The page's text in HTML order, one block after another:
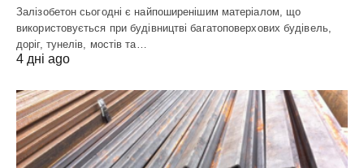
Залізобетон сьогодні є найпоширенішим матеріалом, що
використовується при будівництві багатоповерхових будівель,
доріг, тунелів, мостів та…
4 дні ago